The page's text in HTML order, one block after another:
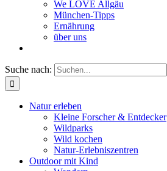
We LOVE Allgäu
München-Tipps
Ernährung
über uns
Suche nach:
Natur erleben
Kleine Forscher & Entdecker
Wildparks
Wild kochen
Natur-Erlebniszentren
Outdoor mit Kind